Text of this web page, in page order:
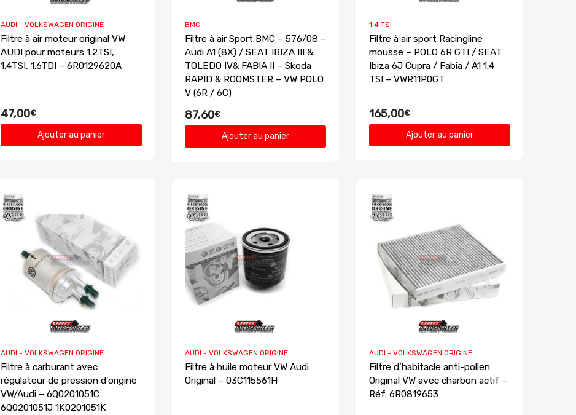
AUDI - VOLKSWAGEN ORIGINE
Filtre à air moteur original VW
AUDI pour moteurs 1.2TSI,
1.4TSI, 1.6TDI – 6R0129620A
47,00€
Ajouter au panier
BMC
Filtre à air Sport BMC – 576/08 –
Audi A1 (8X) / SEAT IBIZA III &
TOLEDO IV& FABIA II – Skoda
RAPID & ROOMSTER – VW POLO
V (6R / 6C)
87,60€
Ajouter au panier
1.4 TSI
Filtre à air sport Racingline
mousse – POLO 6R GTI / SEAT
Ibiza 6J Cupra / Fabia / A1 1.4
TSI – VWR11P0GT
165,00€
Ajouter au panier
AUDI - VOLKSWAGEN ORIGINE
Filtre à carburant avec
régulateur de pression d’origine
VW/Audi – 6Q0201051C
6Q0201051J 1K0201051K
AUDI - VOLKSWAGEN ORIGINE
Filtre à huile moteur VW Audi
Original – 03C115561H
AUDI - VOLKSWAGEN ORIGINE
Filtre d’habitacle anti-pollen
Original VW avec charbon actif –
Réf. 6R0819653